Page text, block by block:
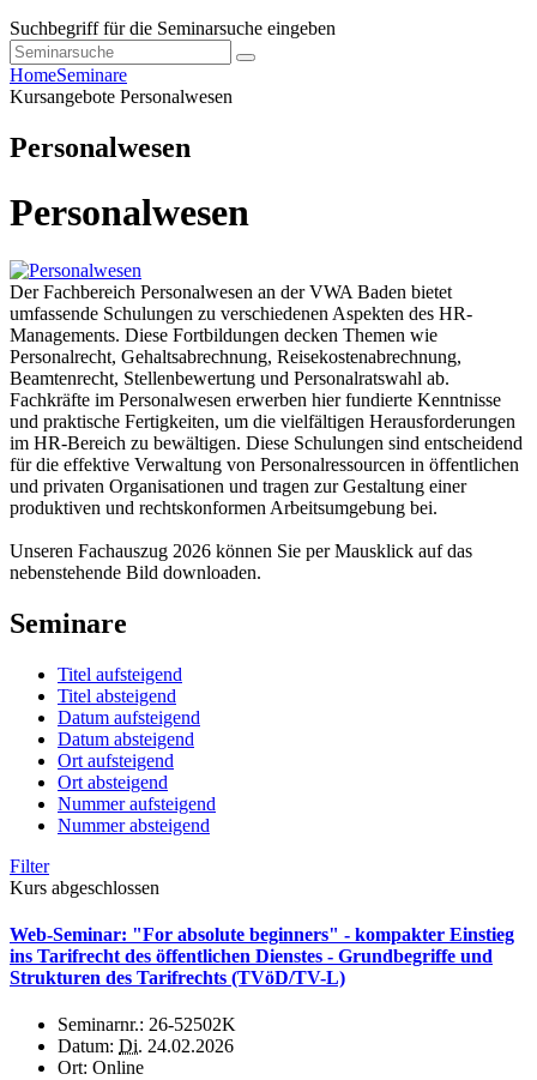
Suchbegriff für die Seminarsuche eingeben
HomeSeminare
Kursangebote Personalwesen
Personalwesen
Personalwesen
Der Fachbereich Personalwesen an der VWA Baden bietet
umfassende Schulungen zu verschiedenen Aspekten des HR-
Managements. Diese Fortbildungen decken Themen wie
Personalrecht, Gehaltsabrechnung, Reisekostenabrechnung,
Beamtenrecht, Stellenbewertung und Personalratswahl ab.
Fachkräfte im Personalwesen erwerben hier fundierte Kenntnisse
und praktische Fertigkeiten, um die vielfältigen Herausforderungen
im HR-Bereich zu bewältigen. Diese Schulungen sind entscheidend
für die effektive Verwaltung von Personalressourcen in öffentlichen
und privaten Organisationen und tragen zur Gestaltung einer
produktiven und rechtskonformen Arbeitsumgebung bei.
Unseren Fachauszug 2026 können Sie per Mausklick auf das
nebenstehende Bild downloaden.
Seminare
Titel aufsteigend
Titel absteigend
Datum aufsteigend
Datum absteigend
Ort aufsteigend
Ort absteigend
Nummer aufsteigend
Nummer absteigend
Filter
Kurs abgeschlossen
Web-Seminar: "For absolute beginners" - kompakter Einstieg
ins Tarifrecht des öffentlichen Dienstes - Grundbegriffe und
Strukturen des Tarifrechts (TVöD/TV-L)
Seminarnr.: 26-52502K
Datum: Di. 24.02.2026
Ort: Online